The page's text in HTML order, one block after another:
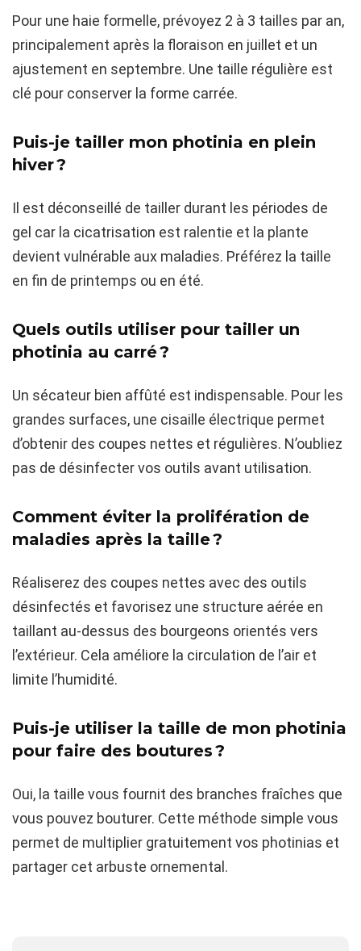
Pour une haie formelle, prévoyez 2 à 3 tailles par an,
principalement après la floraison en juillet et un
ajustement en septembre. Une taille régulière est
clé pour conserver la forme carrée.
Puis-je tailler mon photinia en plein
hiver ?
Il est déconseillé de tailler durant les périodes de
gel car la cicatrisation est ralentie et la plante
devient vulnérable aux maladies. Préférez la taille
en fin de printemps ou en été.
Quels outils utiliser pour tailler un
photinia au carré ?
Un sécateur bien affûté est indispensable. Pour les
grandes surfaces, une cisaille électrique permet
d’obtenir des coupes nettes et régulières. N’oubliez
pas de désinfecter vos outils avant utilisation.
Comment éviter la prolifération de
maladies après la taille ?
Réaliserez des coupes nettes avec des outils
désinfectés et favorisez une structure aérée en
taillant au-dessus des bourgeons orientés vers
l’extérieur. Cela améliore la circulation de l’air et
limite l’humidité.
Puis-je utiliser la taille de mon photinia
pour faire des boutures ?
Oui, la taille vous fournit des branches fraîches que
vous pouvez bouturer. Cette méthode simple vous
permet de multiplier gratuitement vos photinias et
partager cet arbuste ornemental.